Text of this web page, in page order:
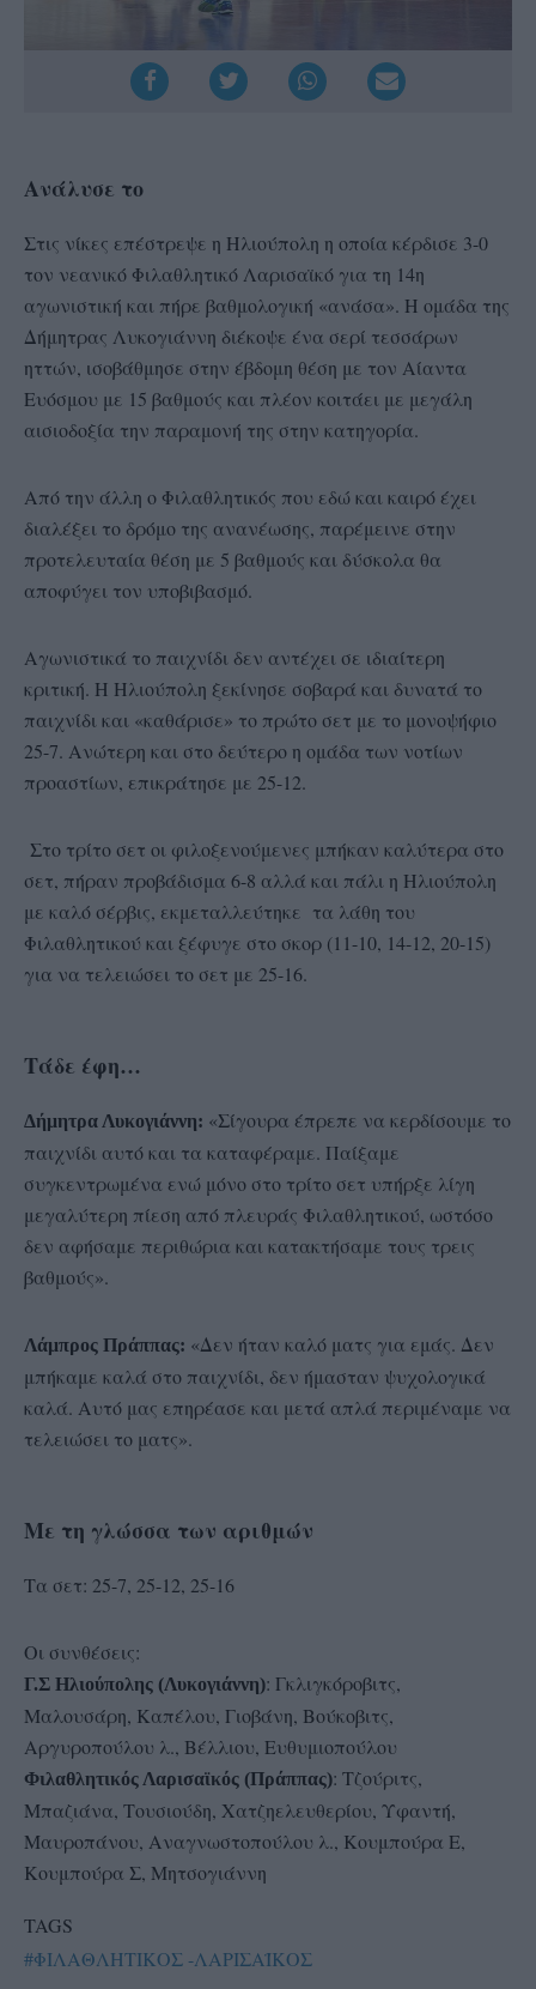
Ανάλυσε το
Στις νίκες επέστρεψε η Ηλιούπολη η οποία κέρδισε 3-0
τον νεανικό Φιλαθλητικό Λαρισαϊκό για τη 14η
αγωνιστική και πήρε βαθμολογική «ανάσα». Η ομάδα της
Δήμητρας Λυκογιάννη διέκοψε ένα σερί τεσσάρων
ηττών, ισοβάθμησε στην έβδομη θέση με τον Αίαντα
Ευόσμου με 15 βαθμούς και πλέον κοιτάει με μεγάλη
αισιοδοξία την παραμονή της στην κατηγορία.
Από την άλλη ο Φιλαθλητικός που εδώ και καιρό έχει
διαλέξει το δρόμο της ανανέωσης, παρέμεινε στην
προτελευταία θέση με 5 βαθμούς και δύσκολα θα
αποφύγει τον υποβιβασμό.
Αγωνιστικά το παιχνίδι δεν αντέχει σε ιδιαίτερη
κριτική. Η Ηλιούπολη ξεκίνησε σοβαρά και δυνατά το
παιχνίδι και «καθάρισε» το πρώτο σετ με το μονοψήφιο
25-7. Ανώτερη και στο δεύτερο η ομάδα των νοτίων
προαστίων, επικράτησε με 25-12.
Στο τρίτο σετ οι φιλοξενούμενες μπήκαν καλύτερα στο
σετ, πήραν προβάδισμα 6-8 αλλά και πάλι η Ηλιούπολη
με καλό σέρβις, εκμεταλλεύτηκε τα λάθη του
Φιλαθλητικού και ξέφυγε στο σκορ (11-10, 14-12, 20-15)
για να τελειώσει το σετ με 25-16.
Τάδε έφη…
Δήμητρα Λυκογιάννη: «Σίγουρα έπρεπε να κερδίσουμε το
παιχνίδι αυτό και τα καταφέραμε. Παίξαμε
συγκεντρωμένα ενώ μόνο στο τρίτο σετ υπήρξε λίγη
μεγαλύτερη πίεση από πλευράς Φιλαθλητικού, ωστόσο
δεν αφήσαμε περιθώρια και κατακτήσαμε τους τρεις
βαθμούς».
Λάμπρος Πράππας: «Δεν ήταν καλό ματς για εμάς. Δεν
μπήκαμε καλά στο παιχνίδι, δεν ήμασταν ψυχολογικά
καλά. Αυτό μας επηρέασε και μετά απλά περιμέναμε να
τελειώσει το ματς».
Με τη γλώσσα των αριθμών
Τα σετ: 25-7, 25-12, 25-16
Οι συνθέσεις:
Γ.Σ Ηλιούπολης (Λυκογιάννη): Γκλιγκόροβιτς,
Μαλουσάρη, Καπέλου, Γιοβάνη, Βούκοβιτς,
Αργυροπούλου λ., Βέλλιου, Ευθυμιοπούλου
Φιλαθλητικός Λαρισαϊκός (Πράππας): Τζούριτς,
Μπαζιάνα, Τουσιούδη, Χατζηελευθερίου, Υφαντή,
Μαυροπάνου, Αναγνωστοπούλου λ., Κουμπούρα Ε,
Κουμπούρα Σ, Μητσογιάννη
TAGS
#ΦΙΛΑΘΛΗΤΙΚΟΣ -ΛΑΡΙΣΑΪΚΟΣ